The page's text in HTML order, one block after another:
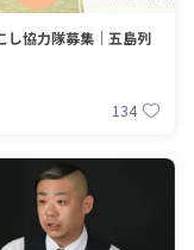
し協力隊募集｜五島列
134